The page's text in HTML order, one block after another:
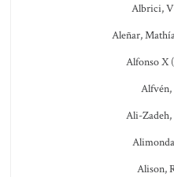
Albrici,
Aleñar,
Alfonso X
Alfvén,
Ali-
Alison,